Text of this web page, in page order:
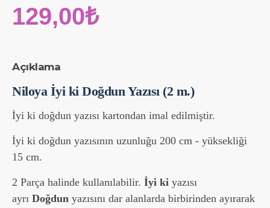
Açıklama
Niloya İyi ki Doğdun Yazısı (2 m.)
İyi ki doğdun yazısı kartondan imal edilmiştir.
İyi ki doğdun yazısının uzunluğu 200 cm - yüksekliği
15 cm.
2 Parça halinde kullanılabilir. İyi ki yazısı
ayrı Doğdun yazısını dar alanlarda birbirinden ayırarak
129,00₺